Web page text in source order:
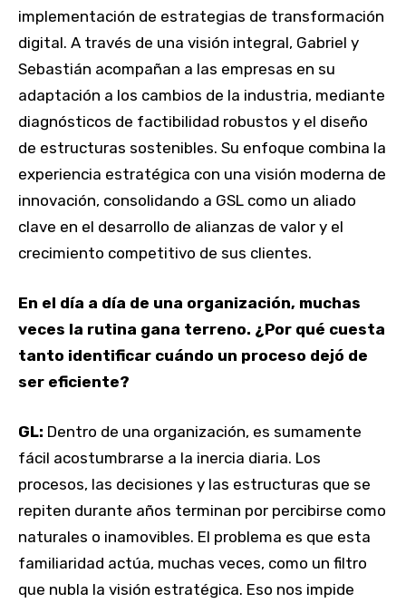
implementación de estrategias de transformación
digital. A través de una visión integral, Gabriel y
Sebastián acompañan a las empresas en su
adaptación a los cambios de la industria, mediante
diagnósticos de factibilidad robustos y el diseño
de estructuras sostenibles. Su enfoque combina la
experiencia estratégica con una visión moderna de
innovación, consolidando a GSL como un aliado
clave en el desarrollo de alianzas de valor y el
crecimiento competitivo de sus clientes.
En el día a día de una organización, muchas
veces la rutina gana terreno. ¿Por qué cuesta
tanto identificar cuándo un proceso dejó de
ser eficiente?
GL: Dentro de una organización, es sumamente
fácil acostumbrarse a la inercia diaria. Los
procesos, las decisiones y las estructuras que se
repiten durante años terminan por percibirse como
naturales o inamovibles. El problema es que esta
familiaridad actúa, muchas veces, como un filtro
que nubla la visión estratégica. Eso nos impide